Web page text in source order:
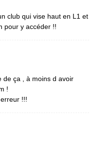
club qui vise haut en L1 et
pour y accéder !!
de ça , à moins d avoir
!
erreur !!!